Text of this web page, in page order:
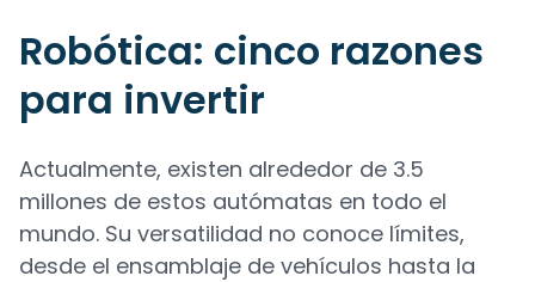
Robótica: cinco razones
para invertir
Actualmente, existen alrededor de 3.5
millones de estos autómatas en todo el
mundo. Su versatilidad no conoce límites,
desde el ensamblaje de vehículos hasta la